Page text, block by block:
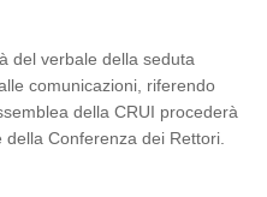
del verbale della seduta
comunicazioni, riferendo
della CRUI procederà
Conferenza dei Rettori.